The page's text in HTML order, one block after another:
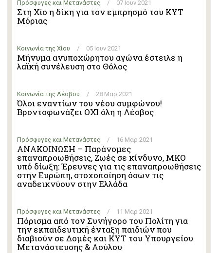
Πρόσφυγες και Μετανάστες / 07 Ιουν 2021
Στη Χίο η δίκη για τον εμπρησμό του ΚΥΤ
Μόριας
Κοινωνία της Χίου / 05 Ιουν 2021
Μήνυμα ανυποχώρητου αγώνα έστειλε η
λαϊκή συνέλευση στο Θόλος
Κοινωνία της Λέσβου / 28 Μαρ 2021
Όλοι εναντίων του νέου συμφώνου!
Βροντοφωνάζει ΟΧΙ όλη η Λέσβος
Πρόσφυγες και Μετανάστες / 16 Μαρ 2021
ΑΝΑΚΟΙΝΩΣΗ – Παράνομες
επαναπροωθήσεις, Ζωές σε κίνδυνο, ΜΚΟ
υπό δίωξη: Έρευνες για τις επαναπροωθήσεις
στην Ευρώπη, στοχοποίηση όσων τις
αναδεικνύουν στην Ελλάδα
Πρόσφυγες και Μετανάστες / 11 Μαρ 2021
Πόρισμα από τον Συνήγορο του Πολίτη για
την εκπαιδευτική ένταξη παιδιών που
διαβιούν σε Δομές και ΚΥΤ του Υπουργείου
Μετανάστευσης & Ασύλου